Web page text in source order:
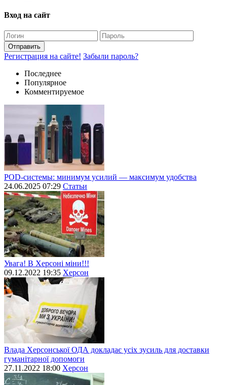
Вход на сайт
Отправить
Регистрация на сайте! Забыли пароль?
Последнее
Популярное
Комментируемое
POD-системы: минимум усилий — максимум удобства
24.06.2025 07:29 Статьи
Увага! В Херсоні міни!!!
09.12.2022 19:35 Херсон
Влада Херсонської ОДА докладає усіх зусиль для доставки
гуманітарної допомоги
27.11.2022 18:00 Херсон